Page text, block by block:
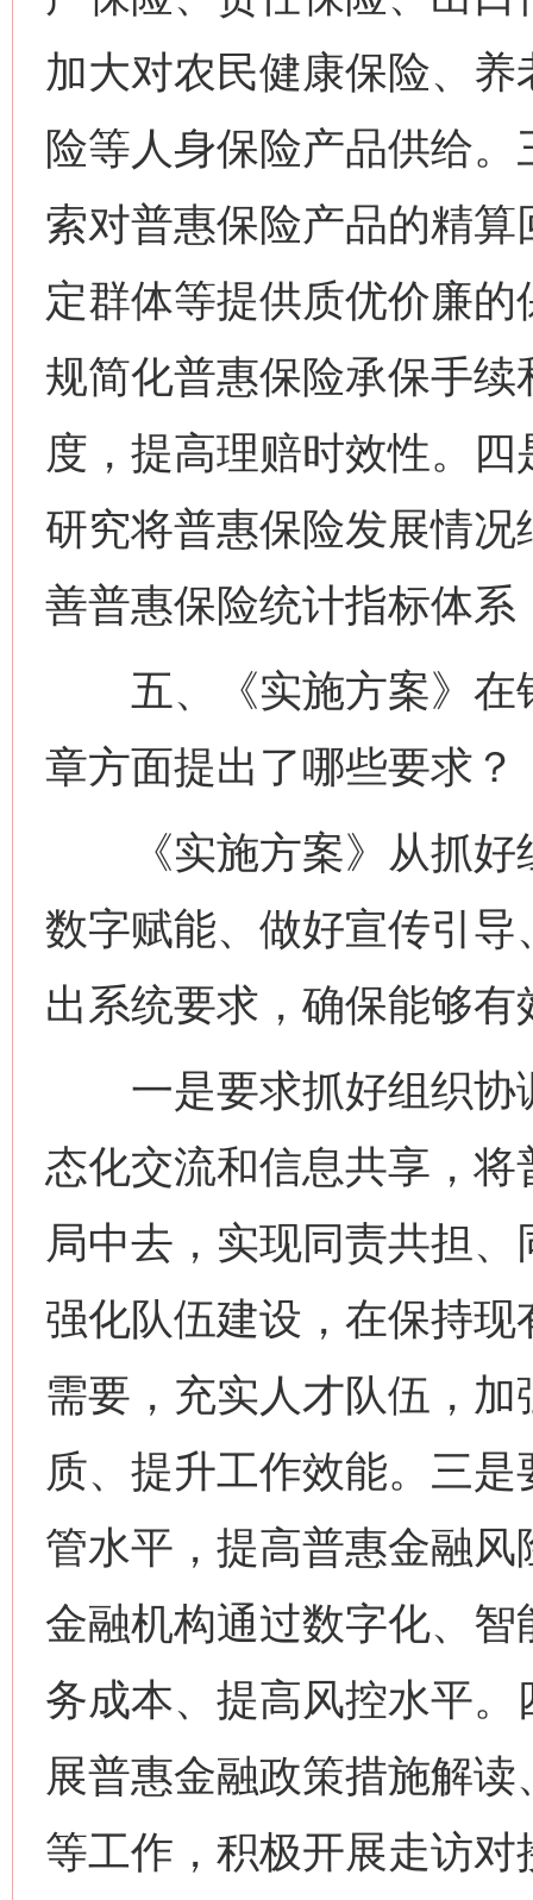
加大对农民健康保险、
险等人身保险产品供给
索对普惠保险产品的精算
定群体等提供质优价廉
规简化普惠保险承保手
度，提高理赔时效性。
研究将普惠保险发展情
善普惠保险统计指标体
五、《实施方案》在
章方面提出了哪些要求？
《实施方案》从抓好
数字赋能、做好宣传引
出系统要求，确保能够有
一是要求抓好组织协
态化交流和信息共享，
局中去，实现同责共担
强化队伍建设，在保持
需要，充实人才队伍，
质、提升工作效能。三
管水平，提高普惠金融
金融机构通过数字化、
务成本、提高风控水平
展普惠金融政策措施解
等工作，积极开展走访
网上购药对药下症？